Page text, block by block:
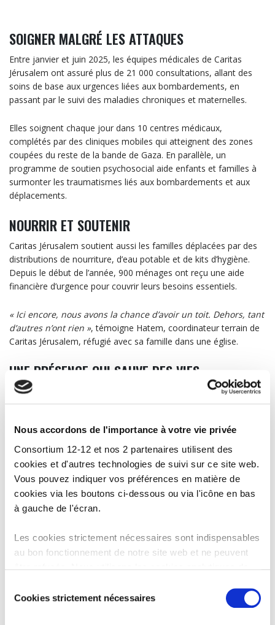
Nous accordons de l'importance à votre vie privée
Consortium 12-12 et nos 2 partenaires utilisent des
cookies et d'autres technologies de suivi sur ce site web.
Vous pouvez indiquer vos préférences en matière de
cookies via les boutons ci-dessous ou via l'icône en bas
à gauche de l'écran.
Les cookies strictement nécessaires sont indispensables
au bon fonctionnement de notre site web et ne peuvent
services. Les cookies fonctionnels permettent de
duCookies strictement nécessaires
SOIGNER MALGRÉ LES ATTAQUES
Entre janvier et juin 2025, les équipes médicales de Caritas
Jérusalem ont assuré plus de 21 000 consultations, allant des
soins de base aux urgences liées aux bombardements, en
passant par le suivi des maladies chroniques et maternelles.
Elles soignent chaque jour dans 10 centres médicaux,
complétés par des cliniques mobiles qui atteignent des zones
coupées du reste de la bande de Gaza. En parallèle, un
programme de soutien psychosocial aide enfants et familles à
surmonter les traumatismes liés aux bombardements et aux
déplacements.
NOURRIR ET SOUTENIR
Caritas Jérusalem soutient aussi les familles déplacées par des
distributions de nourriture, d’eau potable et de kits d’hygiène.
Depuis le début de l’année, 900 ménages ont reçu une aide
financière d’urgence pour couvrir leurs besoins essentiels.
« Ici encore, nous avons la chance d’avoir un toit. Dehors, tant
d’autres n’ont rien », témoigne Hatem, coordinateur terrain de
Caritas Jérusalem, réfugié avec sa famille dans une église.
UNE PRÉSENCE QUI SAUVE DES VIES
Plus de 125 collaborateur·rices de Caritas restent actifs à Gaza.
Leur présence quotidienne permet d’apporter une aide digne et
___
5 organisations, 1 appel.
Faites un don via le numéro de compte du 1212 BE19
0000 0000 1212 ou directement sur la page de
www.1212.be